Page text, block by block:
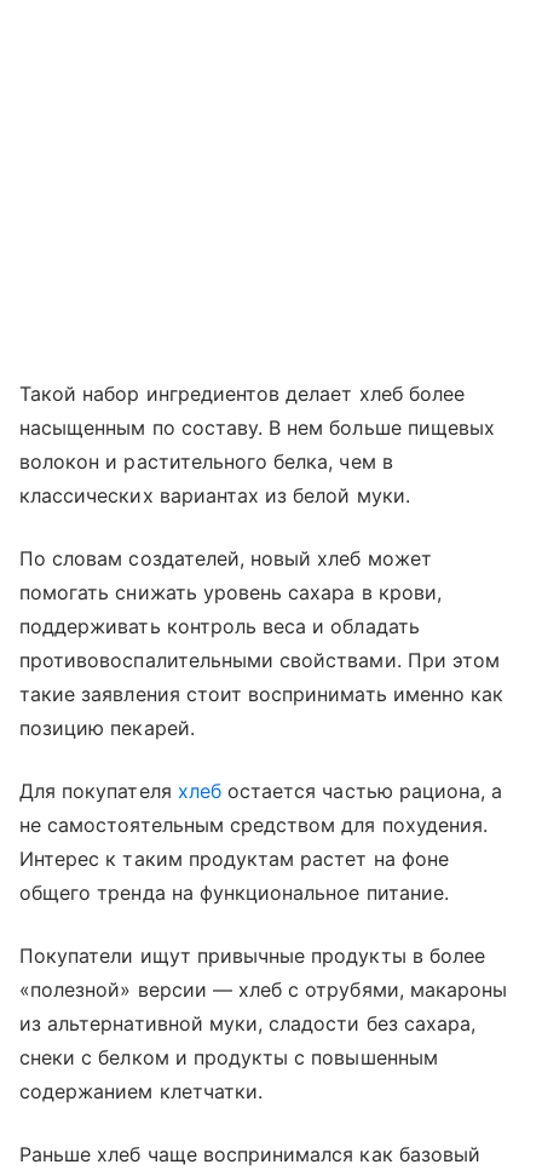
Такой набор ингредиентов делает хлеб более
насыщенным по составу. В нем больше пищевых
волокон и растительного белка, чем в
классических вариантах из белой муки.
По словам создателей, новый хлеб может
помогать снижать уровень сахара в крови,
поддерживать контроль веса и обладать
противовоспалительными свойствами. При этом
такие заявления стоит воспринимать именно как
позицию пекарей.
Для покупателя хлебостается частью рациона, а
не самостоятельным средством для похудения.
Интерес к таким продуктам растет на фоне
общего тренда на функциональное питание.
Покупатели ищут привычные продукты в более
«полезной» версии — хлеб с отрубями, макароны
из альтернативной муки, сладости без сахара,
снеки с белком и продукты с повышенным
содержанием клетчатки.
Раньше хлеб чаще воспринимался как базовый